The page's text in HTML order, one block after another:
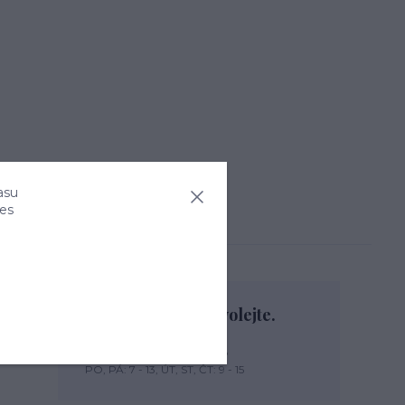
Nevíte si rady? Zavolejte.
+420 774 444 475
PO, PÁ: 7 - 13, ÚT, ST, ČT: 9 - 15